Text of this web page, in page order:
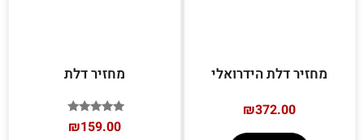
מחזיר דלת הידרואלי
₪372.00
מחזיר דלת
דורג
5.00
₪159.00